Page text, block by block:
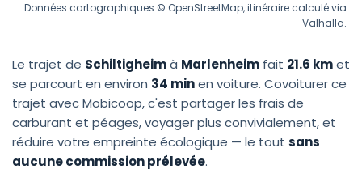
Données cartographiques © OpenStreetMap, itinéraire calculé via
Valhalla.
Le trajet de Schiltigheimà Marlenheim fait 21.6 kmet
se parcourt en environ 34 minen voiture. Covoiturer ce
trajet avec Mobicoop, c'est partager les frais de
carburant et péages, voyager plus convivialement, et
réduire votre empreinte écologique — le tout sans
aucune commission prélevée.